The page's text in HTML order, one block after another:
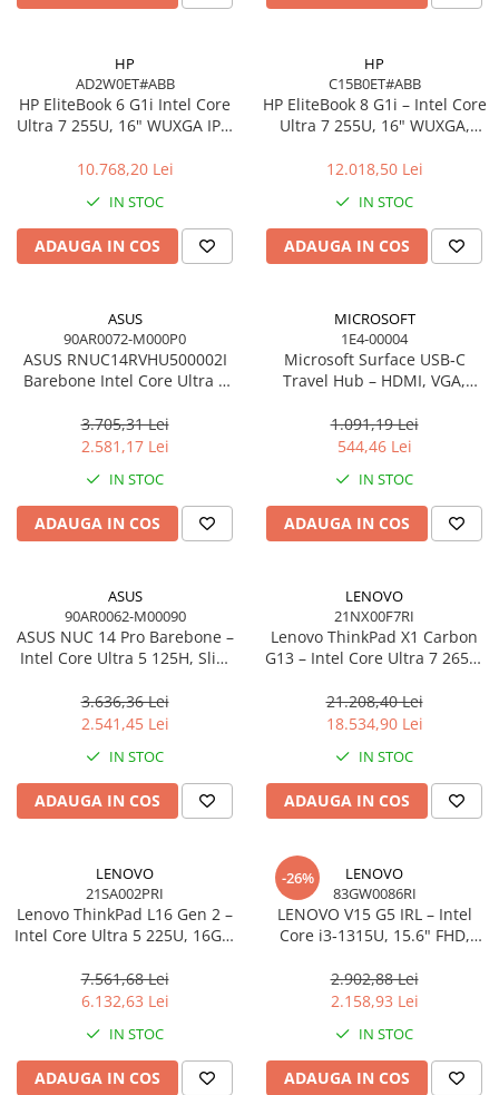
HP
AD2W0ET#ABB
HP EliteBook 6 G1i Intel Core
Ultra 7 255U, 16" WUXGA IPS,
Windows 11 Pro
10.768,20 Lei
IN STOC
ADAUGA IN COS
HP
C15B0ET#ABB
HP EliteBook 8 G1i – Intel Core
Ultra 7 255U, 16" WUXGA,
11 Pro
12.018,50 Lei
IN STOC
ADAUGA IN COS
ASUS
90AR0072-M000P0
ASUS RNUC14RVHU500002I
Barebone Intel Core Ultra 5
3.705,31 Lei
2.581,17 Lei
IN STOC
ADAUGA IN COS
MICROSOFT
1E4-00004
Microsoft Surface USB‑C
Travel Hub – HDMI, VGA,
1.091,19 Lei
544,46 Lei
IN STOC
ADAUGA IN COS
ASUS
90AR0062-M00090
ASUS NUC 14 Pro Barebone –
Intel Core Ultra 5 125H, Slim
Cord
3.636,36 Lei
2.541,45 Lei
IN STOC
ADAUGA IN COS
LENOVO
21NX00F7RI
Lenovo ThinkPad X1 Carbon
G13 – Intel Core Ultra 7 265U,
2TB SSD, Wi‑Fi 7, 5G, W11P, 3Y
Premier
21.208,40 Lei
18.534,90 Lei
IN STOC
ADAUGA IN COS
LENOVO
21SA002PRI
Lenovo ThinkPad L16 Gen 2 –
Intel Core Ultra 5 225U, 16GB,
NOOS, 3Y On‑Site
7.561,68 Lei
6.132,63 Lei
IN STOC
ADAUGA IN COS
-26%
LENOVO
83GW0086RI
LENOVO V15 G5 IRL – Intel
Core i3‑1315U, 15.6" FHD,
NOOS, 3Y CCI
2.902,88 Lei
2.158,93 Lei
IN STOC
ADAUGA IN COS